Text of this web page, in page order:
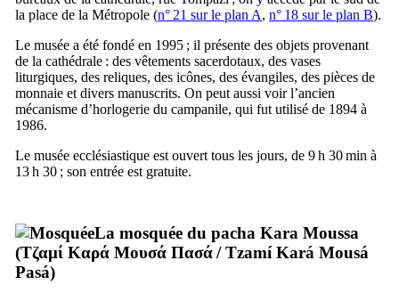
la place de la Métropole (n° 21 sur le plan A, n° 18 sur le plan B).
Le musée a été fondé en 1995 ; il présente des objets provenant
de la cathédrale : des vêtements sacerdotaux, des vases
liturgiques, des reliques, des icônes, des évangiles, des pièces de
monnaie et divers manuscrits. On peut aussi voir l’ancien
mécanisme d’horlogerie du campanile, qui fut utilisé de 1894 à
1986.
Le musée ecclésiastique est ouvert tous les jours, de 9 h 30 min à
13 h 30 ; son entrée est gratuite.
La mosquée du pacha Kara Moussa
(Τζαμί Καρά Μουσά Πασά/Tzamí Kará Mousá
Pasá)